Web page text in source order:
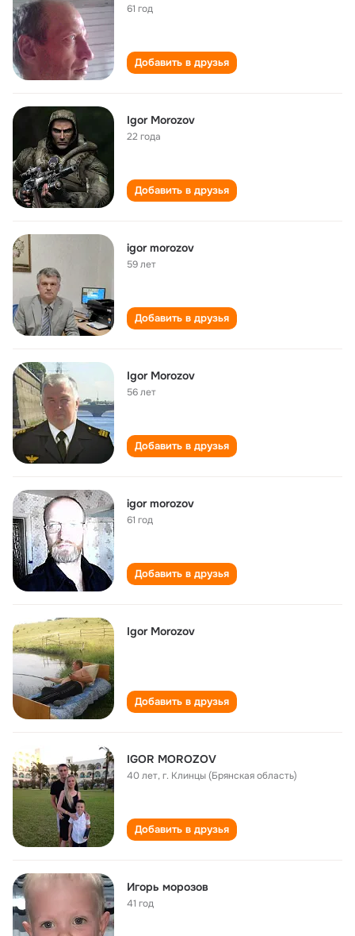
61 год
Добавить в друзья
Igor Morozov
22 года
Добавить в друзья
igor morozov
59 лет
Добавить в друзья
Igor Morozov
56 лет
Добавить в друзья
igor morozov
61 год
Добавить в друзья
Igor Morozov
Добавить в друзья
IGOR MOROZOV
40 лет,г. Клинцы (Брянская область)
Добавить в друзья
Игорь морозов
41 год